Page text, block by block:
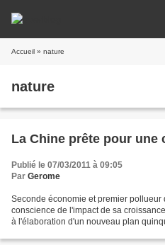
Accueil » nature
nature
La Chine prête pour une
Publié le 07/03/2011 à 09:05
Par Gerome
Seconde économie et premier
conscience de l'impact de sa
à l'élaboration d'un nouveau plan